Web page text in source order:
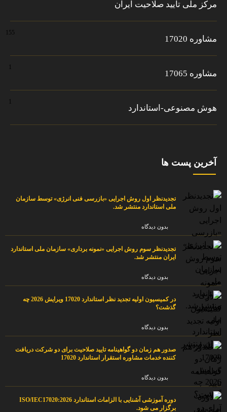
مرکز ملی تایید صلاحیت ایران
مشاوره 17020
155
مشاوره 17065
هوش مصنوعی-استاندارد
آخرین پست ها
تجدیدنظر اول روش اجرایی «بازرسی فنی انرژی» توسط سازمان
ملی استاندارد منتشر شد.
بدون دیدگاه
تجدیدنظر سوم روش اجرایی «نمونه برداری» سازمان ملی استاندارد
ایران منتشر شد.
بدون دیدگاه
در کمیسیون اولیه تجدید نظر استاندارد 17020 ویرایش 2026 چه
گذشت؟
بدون دیدگاه
صدور هم زمان دو گواهینامه تایید صلاحیت برای دو شرکت دریافت
کننده خدمات مشاوره استقرار استاندارد 17020
بدون دیدگاه
دوره آموزشی آشنایی با الزامات استاندارد ISO/IEC17020:2026
برگزار می شود.